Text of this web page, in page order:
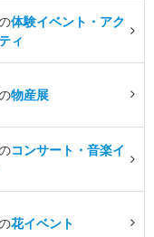
体験イベント・アク
ィ
物産展
コンサート・音楽イ
花イベント